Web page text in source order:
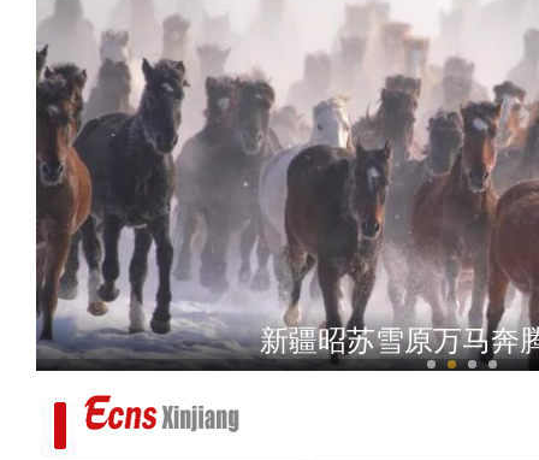
“阿克苏是个好地方·四季
龙年主题剪纸作